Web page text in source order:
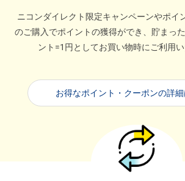
ニコンダイレクト限定キャンペーンやポイ
のご購入でポイントの獲得ができ、貯まっ
ント=1円としてお買い物時にご利用い
お得なポイント・クーポンの詳